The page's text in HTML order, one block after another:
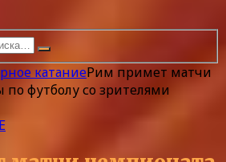
катаниеРим примет матчи
футболу со зрителями